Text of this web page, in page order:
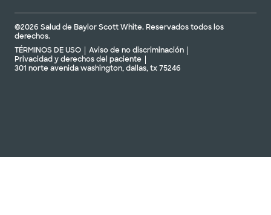
©2026 Salud de Baylor Scott White. Reservados todos los
derechos.
TÉRMINOS DE USO
Aviso de no discriminación
Privacidad y derechos del paciente
301 norte avenida washington, dallas, tx 75246